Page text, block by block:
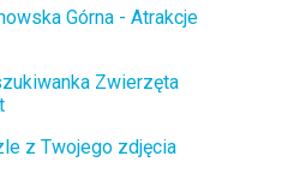
Górna - Atrakcje
Zwierzęta
z Twojego zdjęcia